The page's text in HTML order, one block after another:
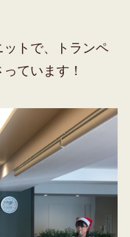
ットで、トランペ
ています！